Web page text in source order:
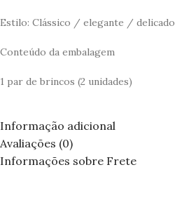
Estilo: Clássico / elegante / delicado
Conteúdo da embalagem
1 par de brincos (2 unidades)
Informação adicional
Avaliações (0)
Informações sobre Frete